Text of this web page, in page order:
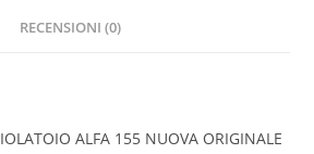
RECENSIONI (0)
ALFA 155 NUOVA ORIGINALE